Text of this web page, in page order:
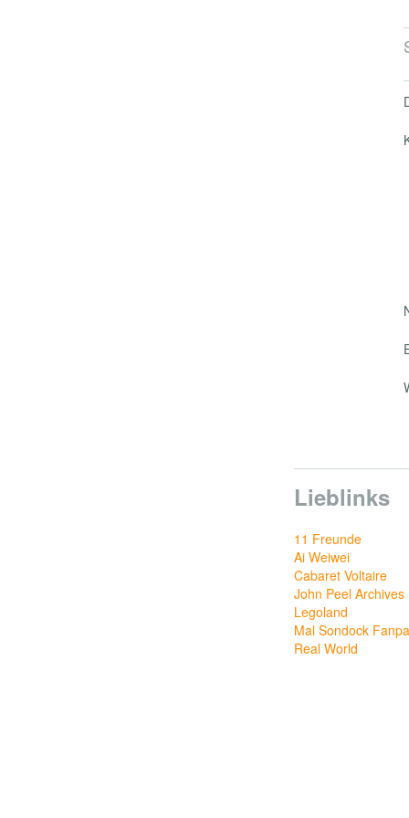
Lieblinks
11 Freunde
Ai Weiwei
Cabaret Voltaire
John Peel Archives
Legoland
Mal Sondock
Real World